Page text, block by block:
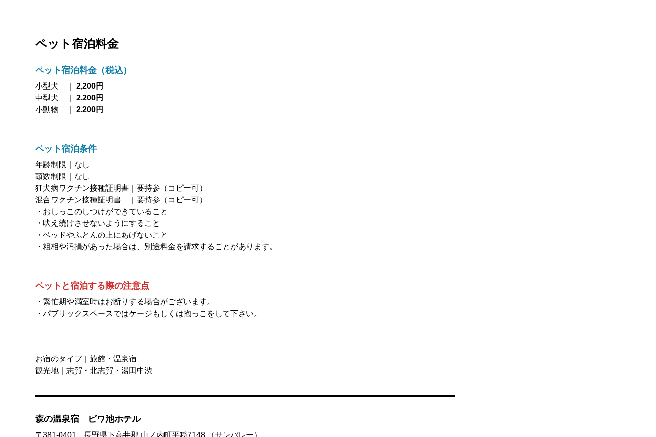
ペット宿泊料金
ペット宿泊料金（税込）
小型犬 ｜ 2,200円
中型犬 ｜ 2,200円
小動物 ｜ 2,200円
ペット宿泊条件
年齢制限｜なし
頭数制限｜なし
狂犬病ワクチン接種証明書｜要持参（コピー可）
混合ワクチン接種証明書 ｜要持参（コピー可）
・おしっこのしつけができていること
・吠え続けさせないようにすること
・ベッドやふとんの上にあげないこと
・粗相や汚損があった場合は、別途料金を請求することがあります。
ペットと宿泊する際の注意点
・繁忙期や満室時はお断りする場合がございます。
・パブリックスペースではケージもしくは抱っこをして下さい。
お宿のタイプ｜旅館・温泉宿
観光地｜志賀・北志賀・湯田中渋
森の温泉宿 ビワ池ホテル
〒381-0401 長野県下高井郡 山ノ内町平穏7148 （サンバレー）